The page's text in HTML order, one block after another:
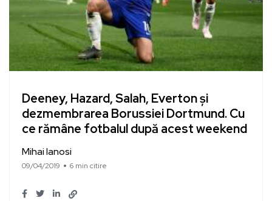
Deeney, Hazard, Salah, Everton și
dezmembrarea Borussiei Dortmund. Cu
ce rămâne fotbalul după acest weekend
Mihai Ianosi
09/04/2019 6 min citire